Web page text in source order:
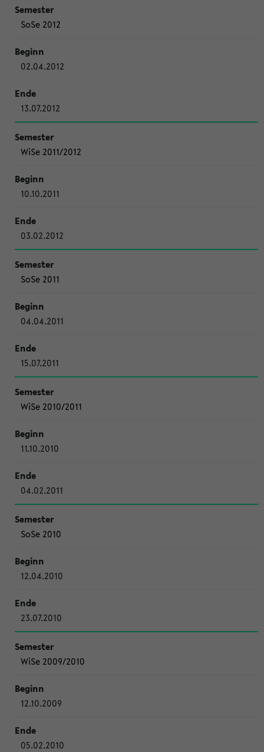
SoSe 2012
02.04.2012
13.07.2012
WiSe 2011/2012
10.10.2011
03.02.2012
SoSe 2011
04.04.2011
15.07.2011
WiSe 2010/2011
11.10.2010
04.02.2011
SoSe 2010
12.04.2010
23.07.2010
WiSe 2009/2010
12.10.2009
05.02.2010